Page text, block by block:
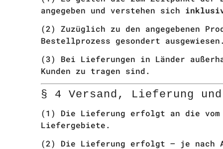
angegeben und verstehen sich
(2) Zuzüglich zu den angegebenen
Bestellprozess gesondert ausgewiesen.
(3) Bei Lieferungen in Länder
Kunden zu tragen sind.
§ 4 Versand, Lieferung und
(1) Die Lieferung erfolgt an die vom
Liefergebiete.
(2) Die Lieferung erfolgt – je nach